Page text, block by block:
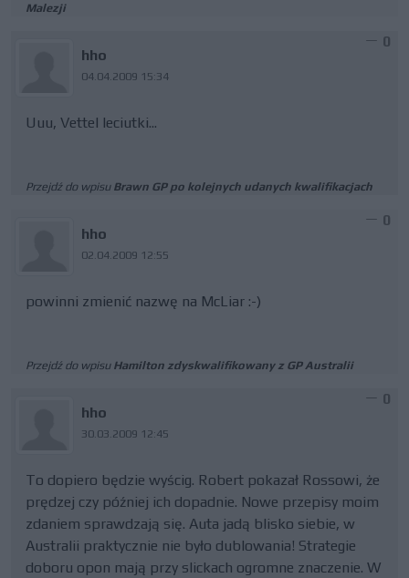
Malezji
hho
04.04.2009 15:34
0
Uuu, Vettel leciutki...
Przejdź do wpisu Brawn GP po kolejnych udanych kwalifikacjach
hho
02.04.2009 12:55
0
powinni zmienić nazwę na McLiar :-)
Przejdź do wpisu Hamilton zdyskwalifikowany z GP Australii
hho
30.03.2009 12:45
0
To dopiero będzie wyścig. Robert pokazał Rossowi, że
prędzej czy później ich dopadnie. Nowe przepisy moim
zdaniem sprawdzają się. Auta jadą blisko siebie, w
Australii praktycznie nie było dublowania! Strategie
doboru opon mają przy slickach ogromne znaczenie. W